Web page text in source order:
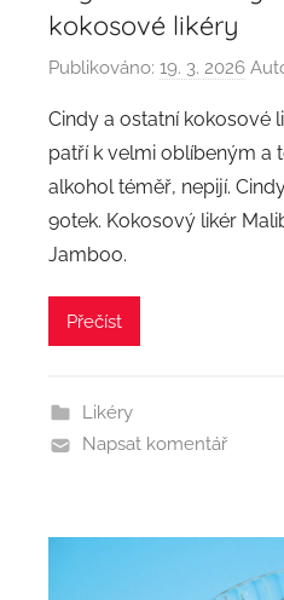
kokosové likéry
Publikováno: 19. 3. 2026
Cindy a ostatní kokosové
patří k velmi oblíbeným a
alkohol téměř, nepijí.
90tek. Kokosový likér
Jamboo.
Přečíst
Likéry
Napsat komentář